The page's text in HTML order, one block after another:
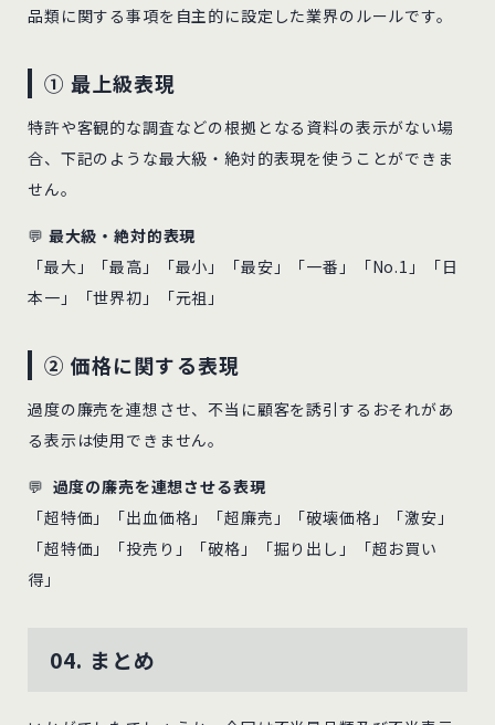
品類に関する事項を自主的に設定した業界のルールです。
① 最上級表現
特許や客観的な調査などの根拠となる資料の表示がない場
合、下記のような最大級・絶対的表現を使うことができま
せん。
💬 最大級・絶対的表現
「最大」「最高」「最小」「最安」「一番」「No.1」「日
本一」「世界初」「元祖」
② 価格に関する表現
過度の廉売を連想させ、不当に顧客を誘引するおそれがあ
る表示は使用できません。
💬 過度の廉売を連想させる表現
「超特価」「出血価格」「超廉売」「破壊価格」「激安」
「超特価」「投売り」「破格」「掘り出し」「超お買い
得」
04. まとめ